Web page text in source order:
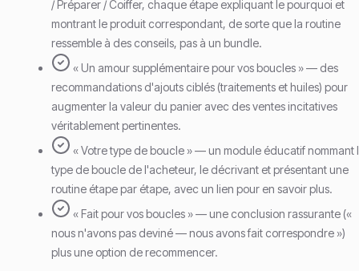
/ Préparer / Coiffer, chaque étape expliquant le pourquoi et
montrant le produit correspondant, de sorte que la routine
ressemble à des conseils, pas à un bundle.
« Un amour supplémentaire pour vos boucles » — des
recommandations d'ajouts ciblés (traitements et huiles) pour
augmenter la valeur du panier avec des ventes incitatives
véritablement pertinentes.
« Votre type de boucle » — un module éducatif nommant
type de boucle de l'acheteur, le décrivant et présentant une
routine étape par étape, avec un lien pour en savoir plus.
« Fait pour vos boucles » — une conclusion rassurante («
nous n'avons pas deviné — nous avons fait correspondre »)
plus une option de recommencer.